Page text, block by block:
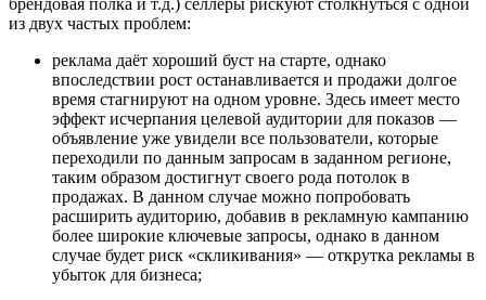
из двух частых проблем:
реклама даёт хороший буст на старте, однако
впоследствии рост останавливается и продажи долгое
время стагнируют на одном уровне. Здесь имеет место
эффект исчерпания целевой аудитории для показов —
объявление уже увидели все пользователи, которые
переходили по данным запросам в заданном регионе,
таким образом достигнут своего рода потолок в
продажах. В данном случае можно попробовать
расширить аудиторию, добавив в рекламную кампанию
более широкие ключевые запросы, однако в данном
случае будет риск «скликивания» — открутка рекламы в
убыток для бизнеса;